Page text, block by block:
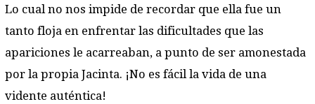
Lo cual no nos impide de recordar que ella fue un
tanto floja en enfrentar las dificultades que las
apariciones le acarreaban, a punto de ser amonestada
por la propia Jacinta. ¡No es fácil la vida de una
vidente auténtica!